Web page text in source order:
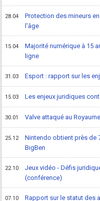
28.04
Protection des mineurs
l'âge
15.04
Majorité numérique à 15
ligne
31.03 Esport : rapport sur les
15.03 Les enjeux juridiques
30.01 Valve attaqué au
25.12
Nintendo obtient près de
BigBen
22.10
Jeux vidéo - Défis
(conférence)
07.10 Rapport sur le statut des